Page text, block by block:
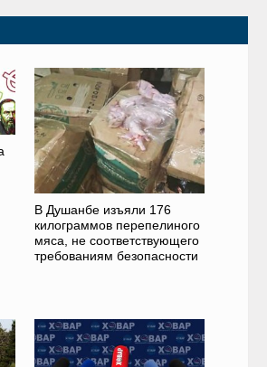
В Душанбе изъяли 176
килограммов перепелиного
мяса, не соответствующего
требованиям безопасности